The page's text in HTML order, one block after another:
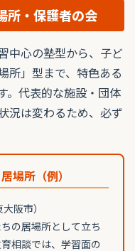
所・保護者の会
中心の塾型から、子ど
所」型まで、特色ある
。代表的な施設・団体
況は変わるため、必ず
場所（例）
大阪市）
の居場所として立ち
相談では、学習面の